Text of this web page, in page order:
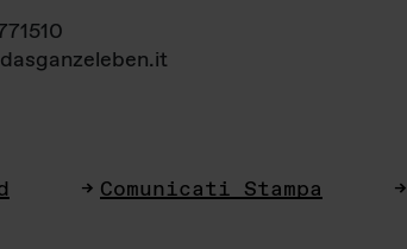
Comunicati Stampa